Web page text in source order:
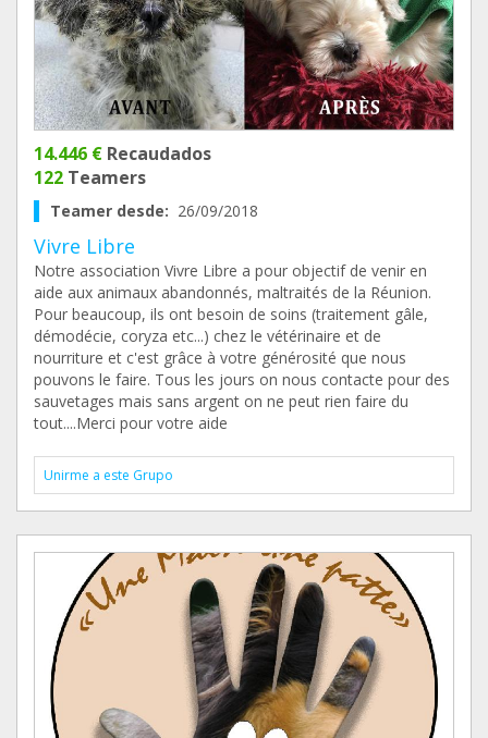
14.446 € Recaudados
122 Teamers
Teamer desde: 26/09/2018
Vivre Libre
Notre association Vivre Libre a pour objectif de venir en
aide aux animaux abandonnés, maltraités de la Réunion.
Pour beaucoup, ils ont besoin de soins (traitement gâle,
démodécie, coryza etc...) chez le vétérinaire et de
nourriture et c'est grâce à votre générosité que nous
pouvons le faire. Tous les jours on nous contacte pour des
sauvetages mais sans argent on ne peut rien faire du
tout....Merci pour votre aide
Unirme a este Grupo